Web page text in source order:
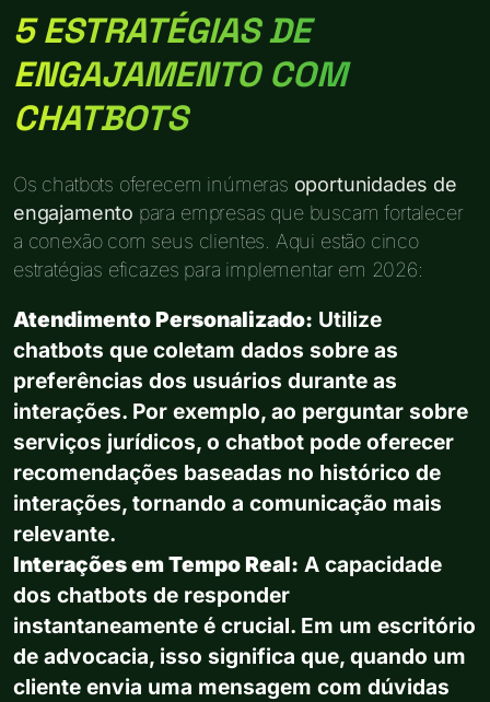
5 ESTRATÉGIAS DE
ENGAJAMENTO COM
CHATBOTS
Os chatbots oferecem inúmeras oportunidades de
engajamento para empresas que buscam fortalecer
a conexão com seus clientes. Aqui estão cinco
estratégias eficazes para implementar em 2026:
Atendimento Personalizado: Utilize
chatbots que coletam dados sobre as
preferências dos usuários durante as
interações. Por exemplo, ao perguntar sobre
serviços jurídicos, o chatbot pode oferecer
recomendações baseadas no histórico de
interações, tornando a comunicação mais
relevante.
Interações em Tempo Real: A capacidade
dos chatbots de responder
instantaneamente é crucial. Em um escritório
de advocacia, isso significa que, quando um
cliente envia uma mensagem com dúvidas